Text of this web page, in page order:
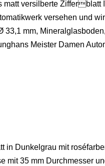
matt ver­sil­berte
verse­hen und
mm,
Meis­ter Damen
Dunkel­grau mit
mit 35 mm Durchmess­er